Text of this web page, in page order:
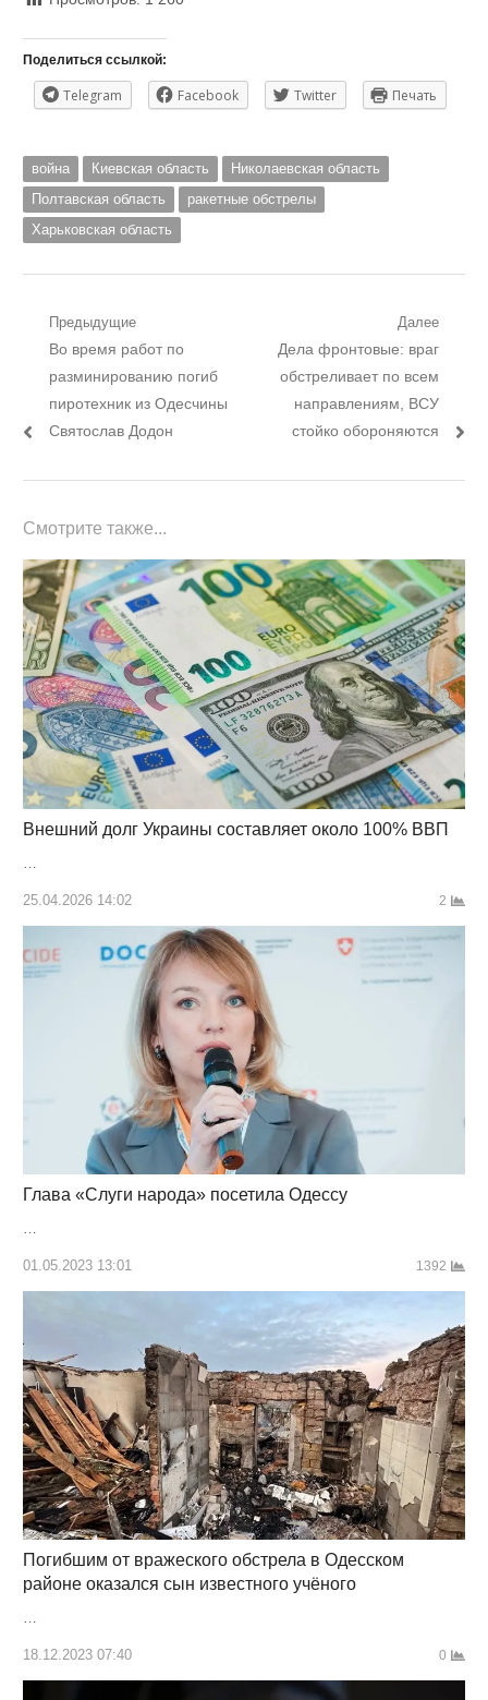
Поделиться ссылкой:
Telegram Facebook Twitter Печать
война Киевская область
Николаевская область
Полтавская область
ракетные обстрелы
Харьковская область
Навигация
записям
Предыдущие
Предыдущий
пост:
Во время работ по
разминированию погиб
пиротехник из Одесчины
Святослав Додон
Далее
Следующий
пост:
Дела фронтовые: враг
обстреливает по всем
направлениям, ВСУ
стойко обороняются
Смотрите также...
Внешний долг Украины составляет около 100% ВВП
25.04.2026 14:02 2
Глава «Слуги народа» посетила Одессу
01.05.2023 13:01 1392
Погибшим от вражеского обстрела в Одесском
районе оказался сын известного учёного
…
18.12.2023 07:40 0